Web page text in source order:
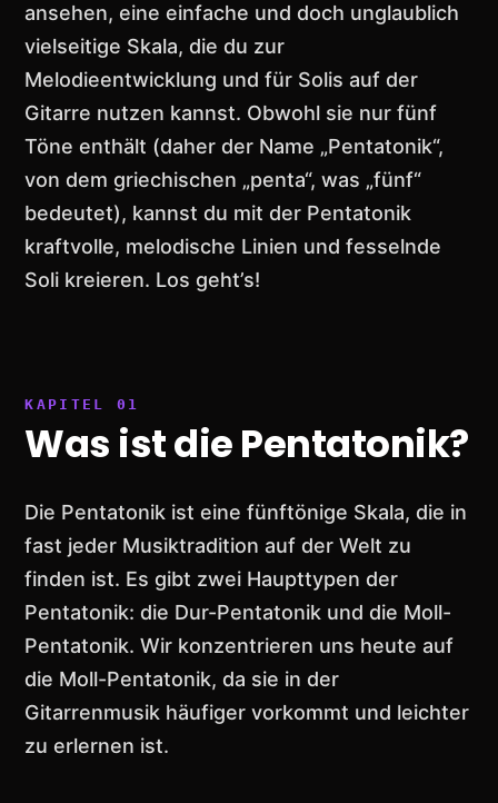
ansehen, eine einfache und doch unglaublich
vielseitige Skala, die du zur
Melodieentwicklung und für Solis auf der
Gitarre nutzen kannst. Obwohl sie nur fünf
Töne enthält (daher der Name „Pentatonik“,
von dem griechischen „penta“, was „fünf“
bedeutet), kannst du mit der Pentatonik
kraftvolle, melodische Linien und fesselnde
Soli kreieren. Los geht’s!
Was ist die Pentatonik?
Die Pentatonik ist eine fünftönige Skala, die in
fast jeder Musiktradition auf der Welt zu
finden ist. Es gibt zwei Haupttypen der
Pentatonik: die Dur-Pentatonik und die Moll-
Pentatonik. Wir konzentrieren uns heute auf
die Moll-Pentatonik, da sie in der
Gitarrenmusik häufiger vorkommt und leichter
zu erlernen ist.